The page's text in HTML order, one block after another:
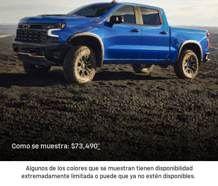
Como se muestra: $73,490*
Algunos de los colores que se muestran tienen disponibilidad
extremadamente limitada o puede que ya no estén disponibles.